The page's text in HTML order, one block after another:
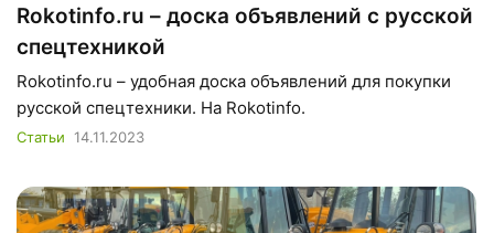
Rokotinfo.ru – доска объявлений с русской
спецтехникой
Rokotinfo.ru – удобная доска объявлений для покупки
русской спецтехники. На Rokotinfo.
Статьи 14.11.2023